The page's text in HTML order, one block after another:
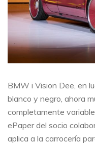
BMW i Vision Dee, en
blanco y negro, ahora
completamente
ePaper del socio
aplica a la carrocería